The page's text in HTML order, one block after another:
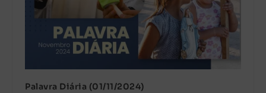
Palavra Diária (01/11/2024)